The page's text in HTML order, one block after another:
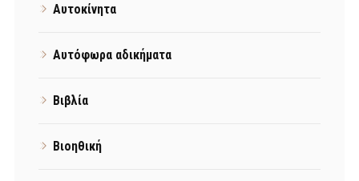
Αυτοκίνητα
Αυτόφωρα αδικήματα
Βιβλία
Βιοηθική